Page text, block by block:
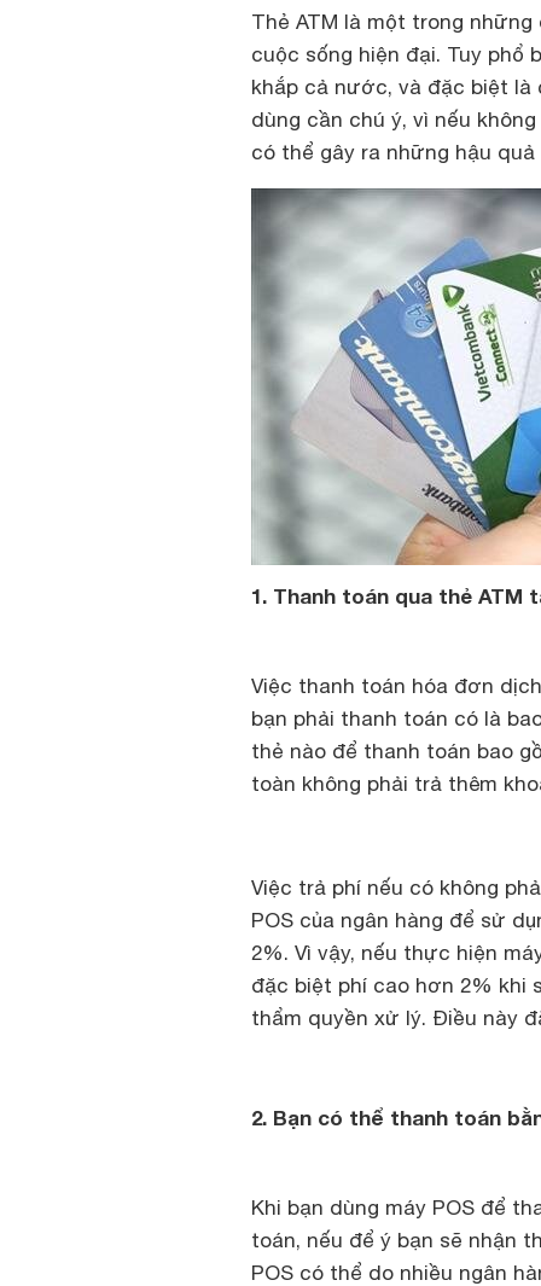
Thẻ ATM là một trong
cuộc sống hiện đại. Tuy phổ
khắp cả nước, và đặc biệt là
dùng cần chú ý, vì nếu
có thể gây ra những hậu
1. Thanh toán qua thẻ ATM
Việc thanh toán hóa đơn
bạn phải thanh toán có là
thẻ nào để thanh toán bao
toàn không phải trả thêm
Việc trả phí nếu có không
POS của ngân hàng để sử
2%. Vì vậy, nếu thực hiện
đặc biệt phí cao hơn 2% khi
thẩm quyền xử lý. Điều này
2. Bạn có thể thanh toán
Khi bạn dùng máy POS để
toán, nếu để ý bạn sẽ nhận
POS có thể do nhiều ngân